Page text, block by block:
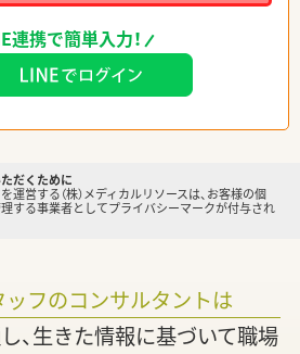
連携で簡単入力！
だくために
運営する（株）メディカルリソースは、お客様の個
する事業者としてプライバシーマークが付与され
フのコンサルタントは
、生きた情報に基づいて職場